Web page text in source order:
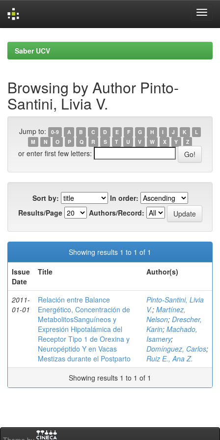
navigationSaber UCV
Browsing by Author Pinto-
Santini, Livia V.
Jump to: 0-9 A B C D E F G H I J K
L
M
N O P Q R S T U V W X Y Z
or enter first few letters:
Sort by:
In order:
Results/Page
Authors/Record:
Showing results 1 to 1 of 1
Issue
Date
Title Author(s)
2011-
01-01
Relación entre Balance
Energético, Concentración de
MetabolitosSanguíneos y
Expresión Hipotalámica del
Receptor Tipo 1 de Orexina y
Neuropéptido Y en Vacas
Mestizas durante el Postparto
Pinto-Santini, Livia
V.; Martínez,
Nelson; Drescher,
Karin; Machado,
Isamery;
Domínguez, Carlos;
Ruiz E., Ana Z.
Showing results 1 to 1 of 1